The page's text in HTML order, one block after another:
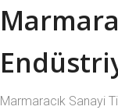
Marmaracık Sanayi